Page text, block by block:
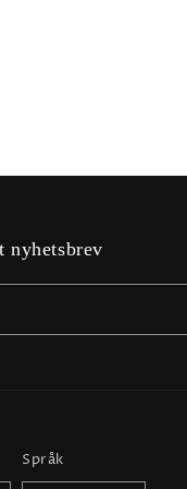
nyhetsbrev
Språk